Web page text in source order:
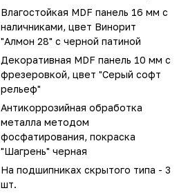
Влагостойкая MDF панель 16 мм с
наличниками, цвет Винорит
"Алмон 28" с черной патиной
Декоративная MDF панель 10 мм с
фрезеровкой, цвет "Серый софт
рельеф"
Антикоррозийная обработка
металла методом
фосфатирования, покраска
"Шагрень" черная
На подшипниках скрытого типа - 3
шт.